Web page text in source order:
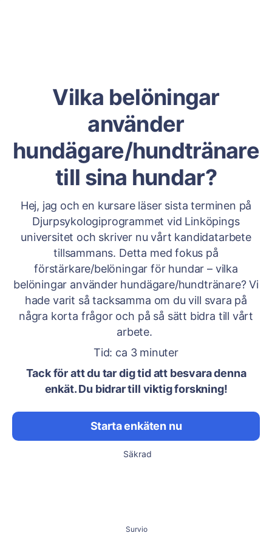
Vilka belöningar
använder
hundägare/hundtränare
till sina hundar?
Hej, jag och en kursare läser sista terminen på
Djurpsykologiprogrammet vid Linköpings
universitet och skriver nu vårt kandidatarbete
tillsammans. Detta med fokus på
förstärkare/belöningar för hundar – vilka
belöningar använder hundägare/hundtränare? Vi
hade varit så tacksamma om du vill svara på
några korta frågor och på så sätt bidra till vårt
arbete.
Tid: ca 3 minuter
Tack för att du tar dig tid att besvara denna
enkät. Du bidrar till viktig forskning!
Starta enkäten nu
Säkrad
Survio